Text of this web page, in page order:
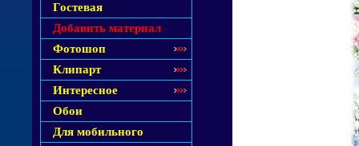
Гостевая
Добавить материал
Фотошоп
Клипарт
Интересное
Обои
Для мобильного